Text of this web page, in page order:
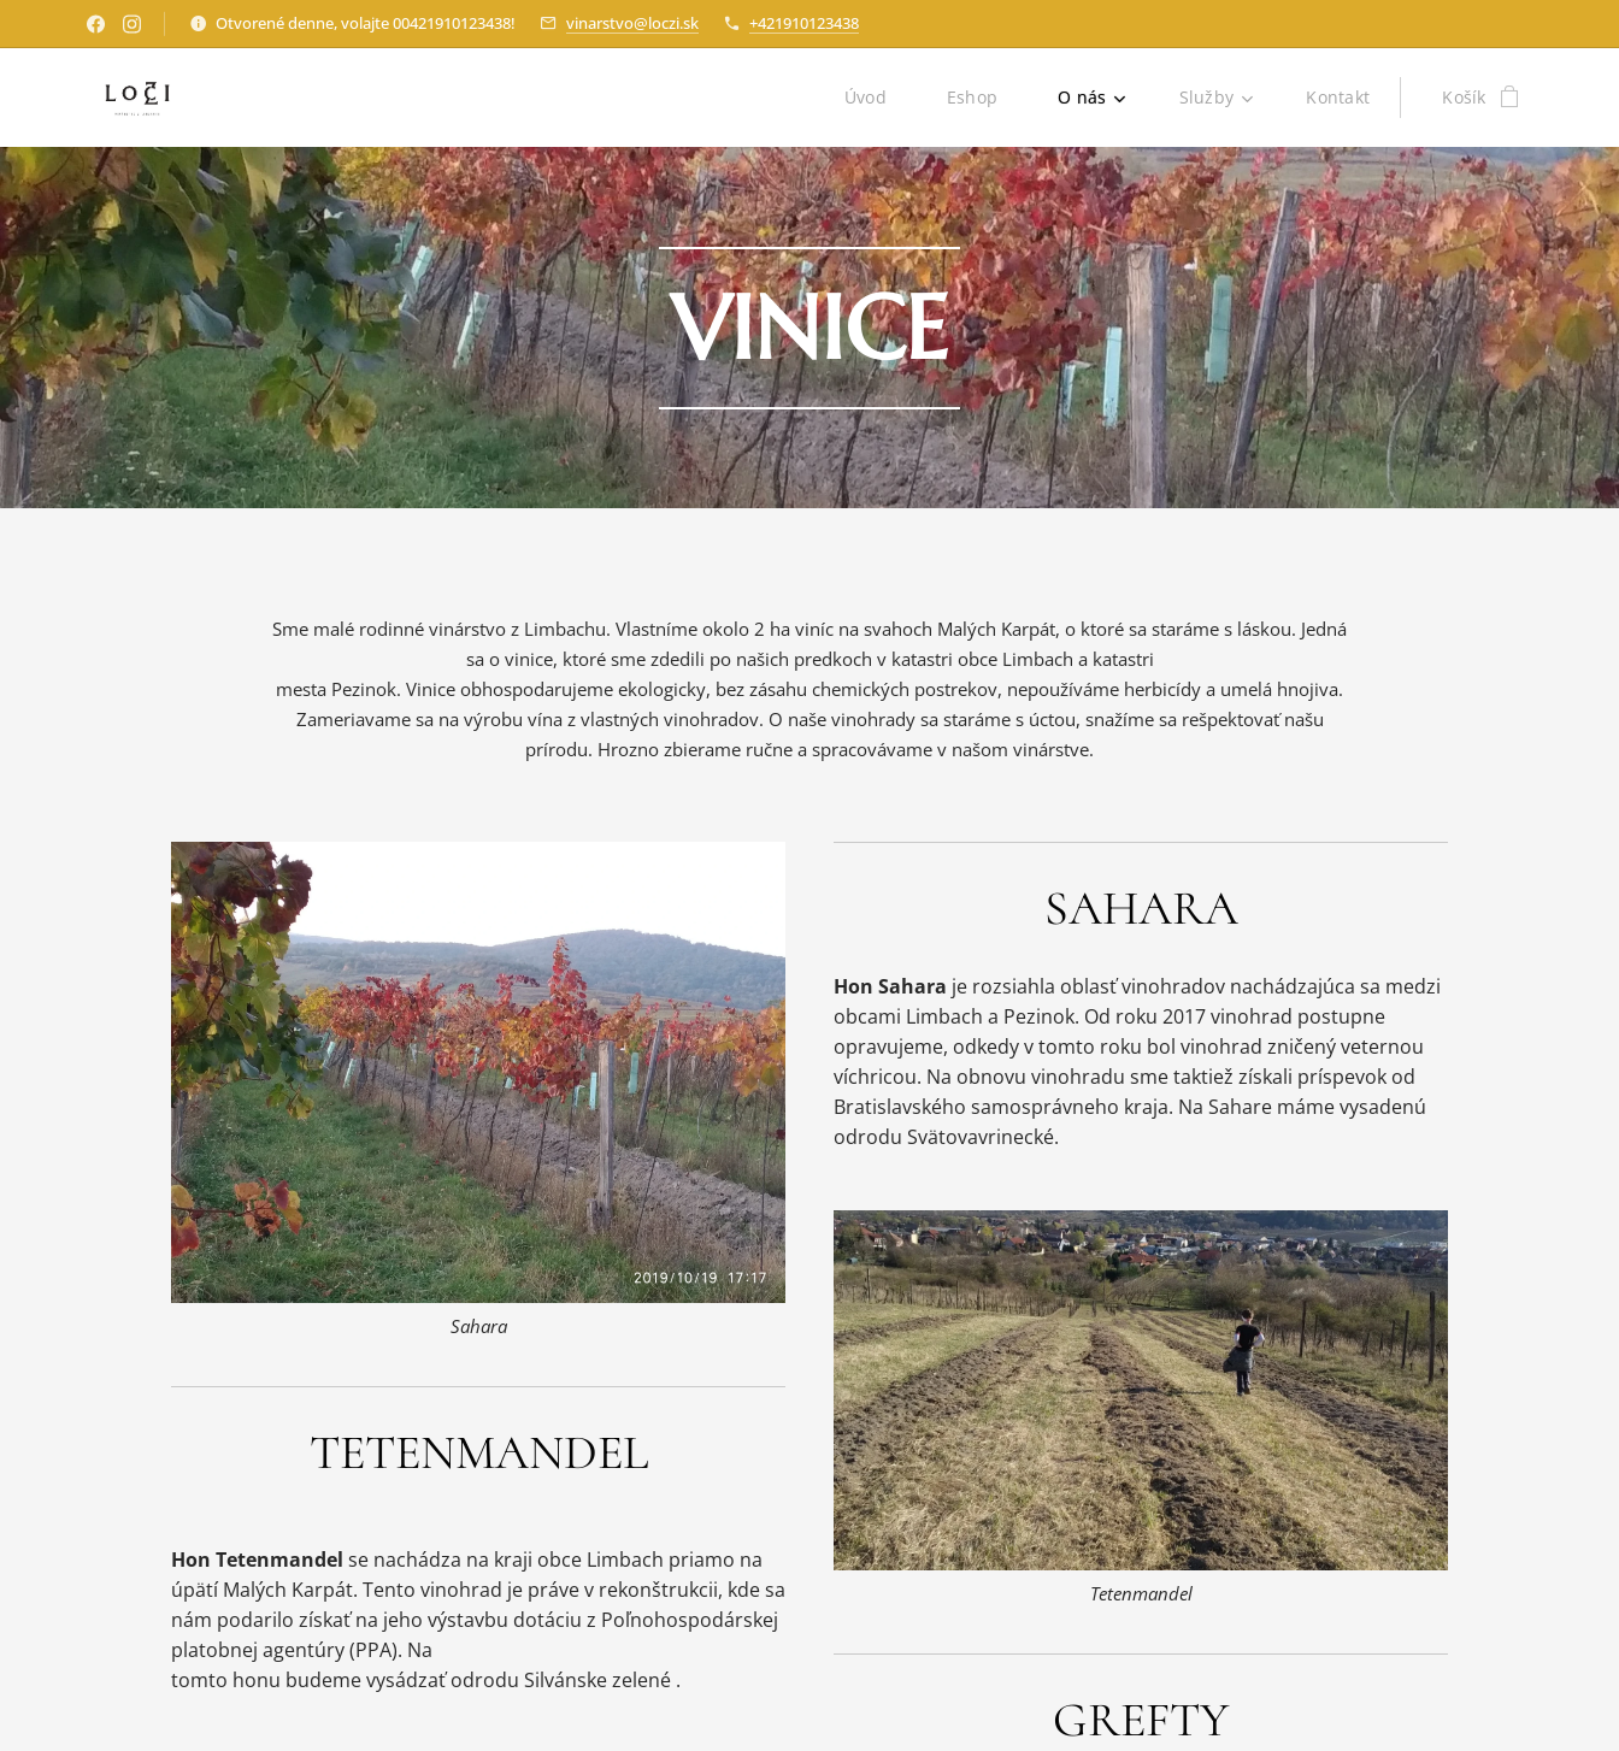
Otvorené denne, volajte 00421910123438! vinarstvo@loczi.sk +421910123438
Úvod Eshop O nás Služby Kontakt Košík
VINICE
Sme malé rodinné vinárstvo z Limbachu. Vlastníme okolo 2 ha viníc na svahoch Malých Karpát, o ktoré sa staráme s láskou. Jedná
sa o vinice, ktoré sme zdedili po našich predkoch v katastri obce Limbach a katastri
mesta Pezinok. Vinice obhospodarujeme ekologicky, bez zásahu chemických postrekov, nepoužíváme herbicídy a umelá hnojiva.
Zameriavame sa na výrobu vína z vlastných vinohradov. O naše vinohrady sa staráme s úctou, snažíme sa rešpektovať našu
prírodu. Hrozno zbierame ručne a spracovávame v našom vinárstve.
Sahara
TETENMANDEL
Hon Tetenmandel se nachádza na kraji obce Limbach priamo na
úpätí Malých Karpát. Tento vinohrad je práve v rekonštrukcii, kde sa
nám podarilo získať na jeho výstavbu dotáciu z Poľnohospodárskej
platobnej agentúry (PPA). Na
tomto honu budeme vysádzať odrodu Silvánske zelené .
SAHARA
Hon Sahara je rozsiahla oblasť vinohradov nachádzajúca sa medzi
obcami Limbach a Pezinok. Od roku 2017 vinohrad postupne
opravujeme, odkedy v tomto roku bol vinohrad zničený veternou
víchricou. Na obnovu vinohradu sme taktiež získali príspevok od
Bratislavského samosprávneho kraja. Na Sahare máme vysadenú
odrodu Svätovavrinecké.
Tetenmandel
GREFTY